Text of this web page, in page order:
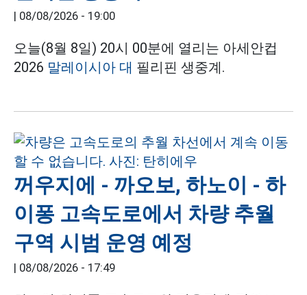
| 08/08/2026 - 19:00
오늘(8월 8일) 20시 00분에 열리는 아세안컵
2026 말레이시아 대 필리핀 생중계.
꺼우지에 - 까오보, 하노이 - 하
이퐁 고속도로에서 차량 추월
구역 시범 운영 예정
| 08/08/2026 - 17:49